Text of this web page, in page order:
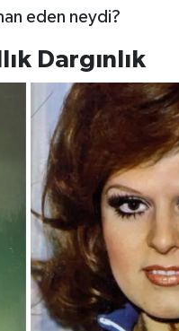
eden neydi?
Dargınlık